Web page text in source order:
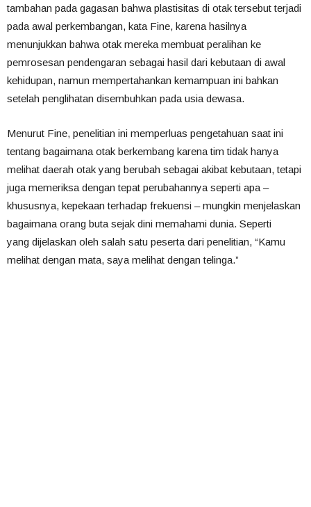
tambahan pada gagasan bahwa plastisitas di otak tersebut terjadi
pada awal perkembangan, kata Fine, karena hasilnya
menunjukkan bahwa otak mereka membuat peralihan ke
pemrosesan pendengaran sebagai hasil dari kebutaan di awal
kehidupan, namun mempertahankan kemampuan ini bahkan
setelah penglihatan disembuhkan pada usia dewasa.
Menurut Fine, penelitian ini memperluas pengetahuan saat ini
tentang bagaimana otak berkembang karena tim tidak hanya
melihat daerah otak yang berubah sebagai akibat kebutaan, tetapi
juga memeriksa dengan tepat perubahannya seperti apa –
khususnya, kepekaan terhadap frekuensi – mungkin menjelaskan
bagaimana orang buta sejak dini memahami dunia. Seperti
yang dijelaskan oleh salah satu peserta dari penelitian, “Kamu
melihat dengan mata, saya melihat dengan telinga.”